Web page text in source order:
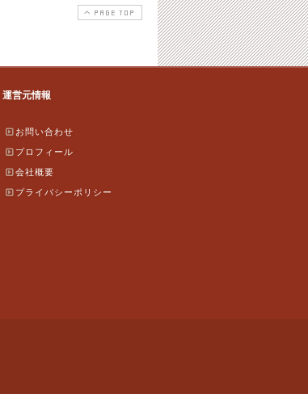
PAGE TOP
運営元情報
お問い合わせ
プロフィール
会社概要
プライバシーポリシー